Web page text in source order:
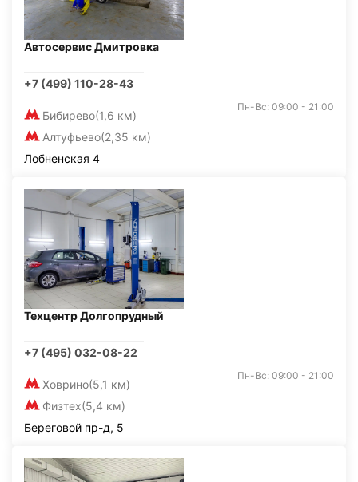
Автосервис Дмитровка
+7 (499) 110-28-43
Бибирево(1,6 км)
Алтуфьево(2,35 км)
Пн-Вс: 09:00 - 21:00
Лобненская 4
Техцентр Долгопрудный
+7 (495) 032-08-22
Ховрино(5,1 км)
Физтех(5,4 км)
Пн-Вс: 09:00 - 21:00
Береговой пр-д, 5